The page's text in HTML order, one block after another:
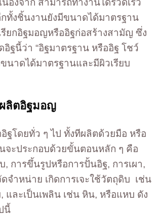
องจาก สามารถทำงานได้รวดเร็ว
ทั้งชิ้นงานยังมีขนาดได้มาตรฐาน
รียกอิฐมอญหรืออิฐก่อสร้างสามัญ ซึ่ง
อิฐนี้ว่า “อิฐมาตรฐาน หรืออิฐ โชว์
นาดได้มาตรฐานและมีผิวเรียบ
ผลิตอิฐมอญ
ฐโดยทั่ว ๆ ไป ทั้งทีผลิตด้วยมือ หรือ
จะประกอบด้วยขั้นตอนหลัก ๆ คือ
, การขึ้นรูปหรือการปั้นอิฐ, การเผา,
จำหน่าย เกิดการเจะใช้วัตถุดิบ เช่น
และเป็นเพลิน เช่น หิน, หรือแหบ ดัง
นี้